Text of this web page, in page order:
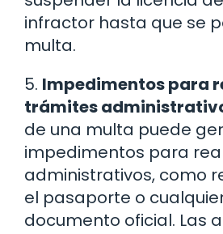
infractor hasta que se
multa.
5. Impedimentos para
trámites
de una multa puede
impedimentos para
administrativos, como
el pasaporte o
documento oficial. Las